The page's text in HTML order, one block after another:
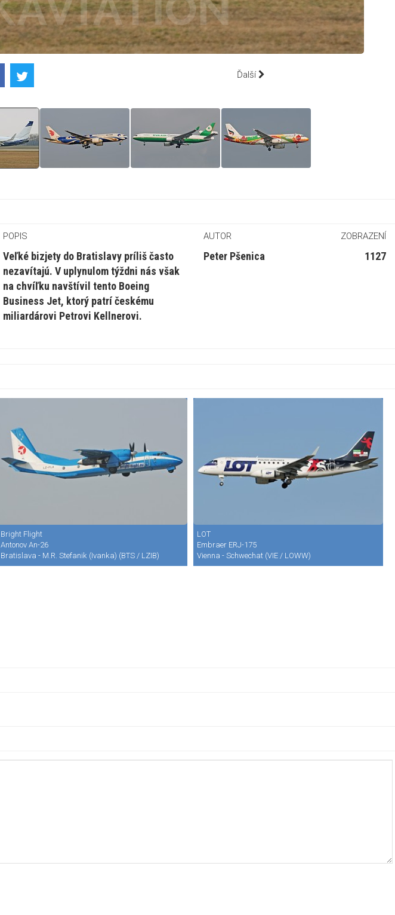
Ďalší
POPIS
Veľké bizjety do Bratislavy príliš často
nezavítajú. V uplynulom týždni nás však
na chvíľku navštívil tento Boeing
Business Jet, ktorý patrí českému
miliardárovi Petrovi Kellnerovi.
AUTOR ZOBRAZENÍ
Peter Pšenica 1127
Bright Flight
Antonov An-26
Bratislava - M.R. Stefanik (Ivanka) (BTS / LZIB)
LOT
Embraer ERJ-175
Vienna - Schwechat (VIE / LOWW)